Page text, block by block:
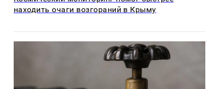
находить очаги возгораний в Крыму